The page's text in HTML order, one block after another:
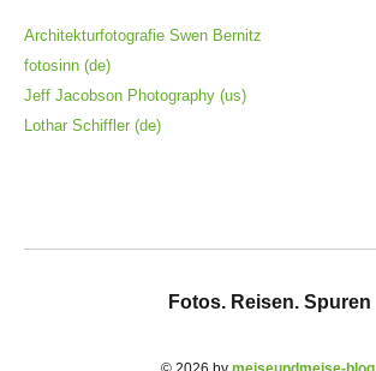
Architekturfotografie Swen Bernitz
fotosinn (de)
Jeff Jacobson Photography (us)
Lothar Schiffler (de)
Fotos. Reisen. Spuren